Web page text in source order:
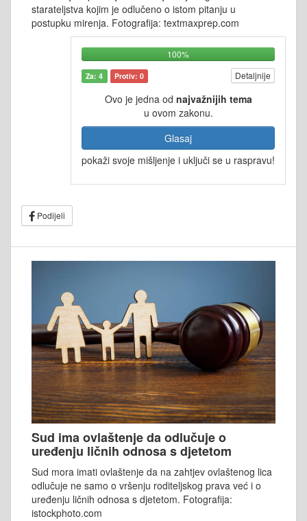
starateljstva kojim je odlučeno o istom pitanju u
postupku mirenja. Fotografija: textmaxprep.com
100%
Za: 4 Protiv: 0 Detaljnije
Ovo je jedna od najvažnijih tema
u ovom zakonu.
Glasaj
pokaži svoje mišljenje i uključi se u raspravu!
Podijeli
Sud ima ovlaštenje da odlučuje o
uređenju ličnih odnosa s djetetom
Sud mora imati ovlaštenje da na zahtjev ovlaštenog lica
odlučuje ne samo o vršenju roditeljskog prava već i o
uređenju ličnih odnosa s djetetom. Fotografija:
istockphoto.com